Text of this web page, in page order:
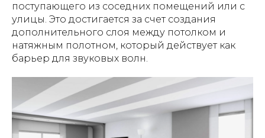
поступающего из соседних помещений или с
улицы. Это достигается за счет создания
дополнительного слоя между потолком и
натяжным полотном, который действует как
барьер для звуковых волн.